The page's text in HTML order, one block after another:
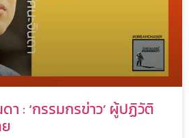
: ‘กรรมกรข่าว’ ผู้ปฏิวัติ